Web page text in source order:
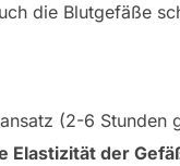
die Blutgefäße
(2-6 Stunden
Elastizität der